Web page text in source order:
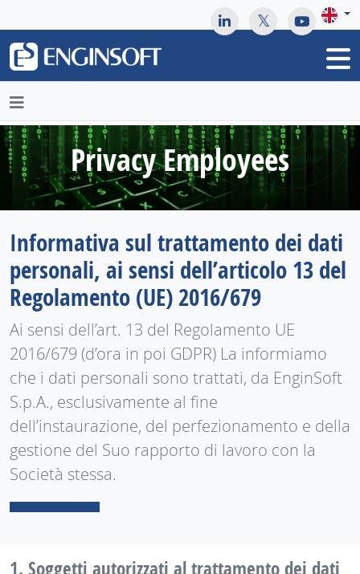
Privacy Employees
Informativa sul trattamento dei dati
personali, ai sensi dell’articolo 13 del
Regolamento (UE) 2016/679
Ai sensi dell’art. 13 del Regolamento UE
2016/679 (d’ora in poi GDPR) La informiamo
che i dati personali sono trattati, da EnginSoft
S.p.A., esclusivamente al fine
dell’instaurazione, del perfezionamento e della
gestione del Suo rapporto di lavoro con la
Società stessa.
1. Soggetti autorizzati al trattamento dei dati
May we use cookies to track your activities? We take your
privacy very seriously. Please see our privacy policy for details
and any questions.